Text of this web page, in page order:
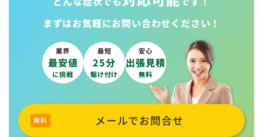
まずはお気軽にお問い合わせください！
業界
最安値
に挑戦
最短
25分
駆け付け
安心
出張見積
無料
メールでお問合せ